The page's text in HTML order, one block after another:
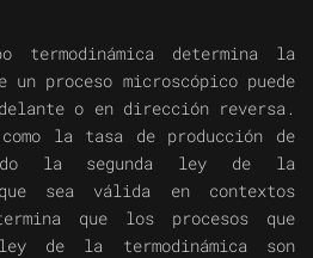
termodinámica determina la
proceso microscópico puede
o en dirección reversa.
la tasa de producción de
la segunda ley de la
sea válida en contextos
que los procesos que
de la termodinámica son